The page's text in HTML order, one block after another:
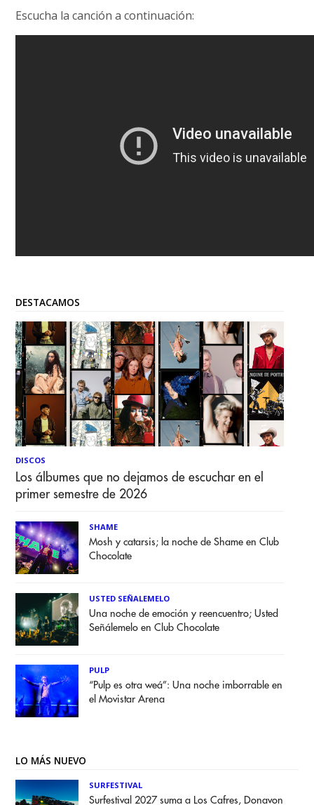
Escucha la canción a continuación:
DESTACAMOS
DISCOS
Los álbumes que no dejamos de escuchar en el
primer semestre de 2026
SHAME
Mosh y catarsis; la noche de Shame en Club
Chocolate
USTED SEÑALEMELO
Una noche de emoción y reencuentro; Usted
Señálemelo en Club Chocolate
PULP
“Pulp es otra weá”: Una noche imborrable en
el Movistar Arena
LO MÁS NUEVO
SURFESTIVAL
Surfestival 2027 suma a Los Cafres, Donavon